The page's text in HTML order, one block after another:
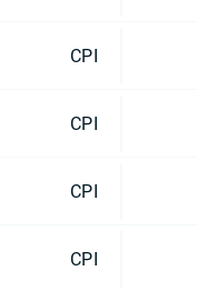
CPI
CPI
CPI
CPI